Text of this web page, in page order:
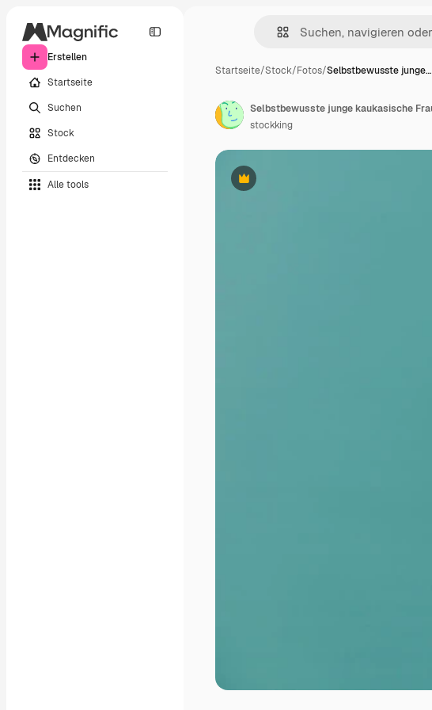
Erstellen
Startseite
Suchen
Stock
Entdecken
Alle tools
Startseite/Stock/Fotos/Selbstbewusste junge…
Premium
stockking